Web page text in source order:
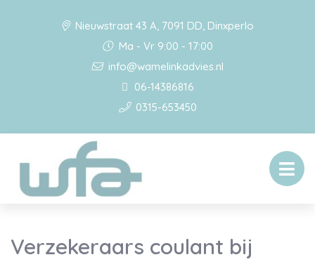
Nieuwstraat 43 A, 7091 DD, Dinxperlo
Ma - Vr 9:00 - 17:00
info@wamelinkadvies.nl
06-14386816
0315-653450
Verzekeraars coulant bij